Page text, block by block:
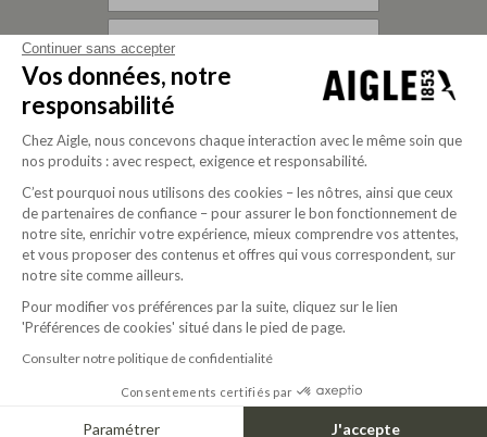
© 2025 Aigle
Purpose-driven company since 2020
Continuer sans accepter
Vos données, notre
responsabilité
Chez Aigle, nous concevons chaque interaction avec le même soin que
nos produits : avec respect, exigence et responsabilité.
C’est pourquoi nous utilisons des cookies – les nôtres, ainsi que ceux
de partenaires de confiance – pour assurer le bon fonctionnement de
notre site, enrichir votre expérience, mieux comprendre vos attentes,
et vous proposer des contenus et offres qui vous correspondent, sur
notre site comme ailleurs.
Pour modifier vos préférences par la suite, cliquez sur le lien
'Préférences de cookies' situé dans le pied de page.
Consulter notre politique de confidentialité
Consentements certifiés par
Paramétrer J'accepte